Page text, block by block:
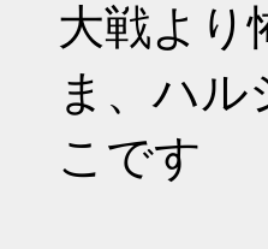
大戦より
ま、ハ
こです